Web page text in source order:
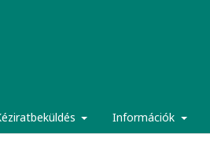
Információk